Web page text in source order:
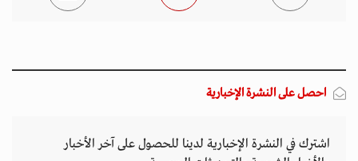
احصل على النشرة الإخبارية
اشترك في النشرة الإخبارية لدينا للحصول على آخر الأخبار